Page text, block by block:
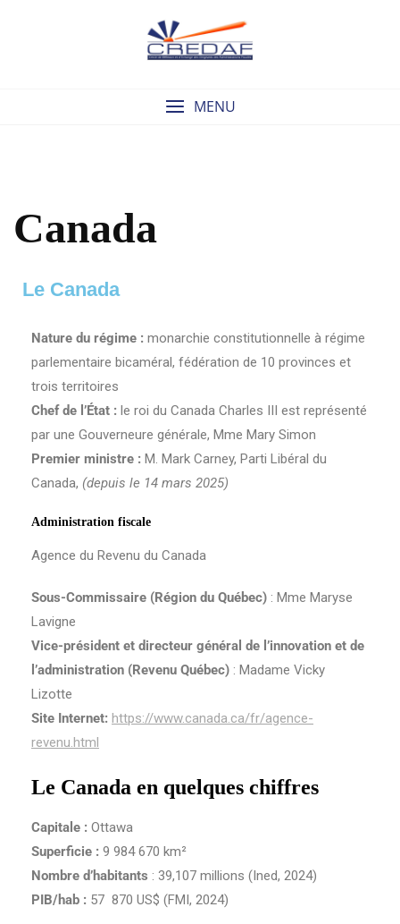
MENU
Canada
Le Canada
Nature du régime : monarchie constitutionnelle à régime
parlementaire bicaméral, fédération de 10 provinces et
trois territoires
Chef de l’État : le roi du Canada Charles III est représenté
par une Gouverneure générale, Mme Mary Simon
Premier ministre : M. Mark Carney, Parti Libéral du
Canada, (depuis le 14 mars 2025)
Administration fiscale
Agence du Revenu du Canada
Sous-Commissaire (Région du Québec) : Mme Maryse
Lavigne
Vice-président et directeur général de l’innovation et de
l’administration (Revenu Québec) : Madame Vicky
Lizotte
Site Internet: https://www.canada.ca/fr/agence-
revenu.html
Le Canada en quelques chiffres
Capitale : Ottawa
Superficie : 9 984 670 km²
Nombre d’habitants : 39,107 millions (Ined, 2024)
PIB/hab : 57 870 US$ (FMI, 2024)